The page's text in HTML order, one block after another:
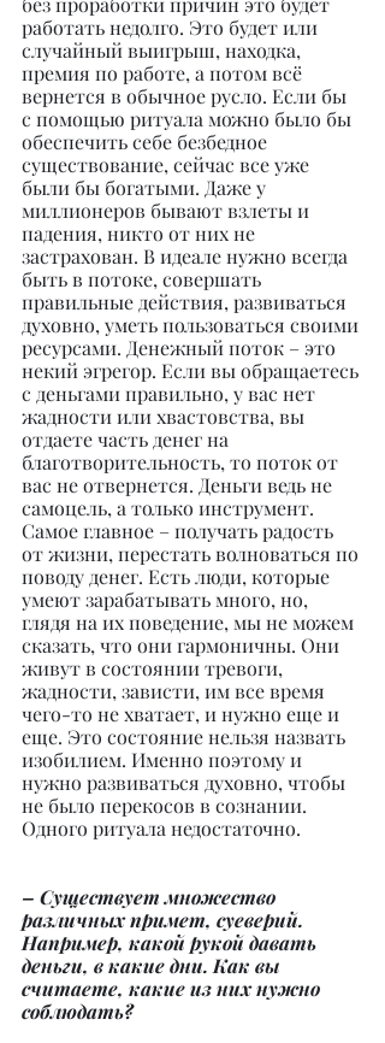
работать недолго. Это будет или
случайный выигрыш, находка,
премия по работе, а потом всё
вернется в обычное русло. Если бы
с помощью ритуала можно было бы
обеспечить себе безбедное
существование, сейчас все уже
были бы богатыми. Даже у
миллионеров бывают взлеты и
падения, никто от них не
застрахован. В идеале нужно всегда
быть в потоке, совершать
правильные действия, развиваться
духовно, уметь пользоваться своими
ресурсами. Денежный поток – это
некий эгрегор. Если вы обращаетесь
с деньгами правильно, у вас нет
жадности или хвастовства, вы
отдаете часть денег на
благотворительность, то поток от
вас не отвернется. Деньги ведь не
самоцель, а только инструмент.
Самое главное – получать радость
от жизни, перестать волноваться по
поводу денег. Есть люди, которые
умеют зарабатывать много, но,
глядя на их поведение, мы не можем
сказать, что они гармоничны. Они
живут в состоянии тревоги,
жадности, зависти, им все время
чего-то не хватает, и нужно еще и
еще. Это состояние нельзя назвать
изобилием. Именно поэтому и
нужно развиваться духовно, чтобы
не было перекосов в сознании.
Одного ритуала недостаточно.
– Существует множество
различных примет, суеверий.
Например, какой рукой давать
деньги, в какие дни. Как вы
считаете, какие из них нужно
соблюдать?